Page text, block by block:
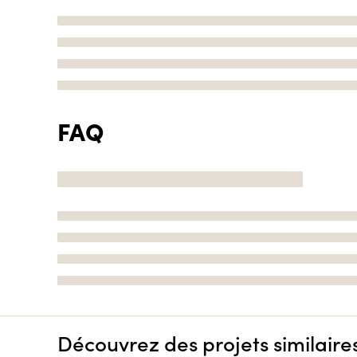
FAQ
Découvrez des projets